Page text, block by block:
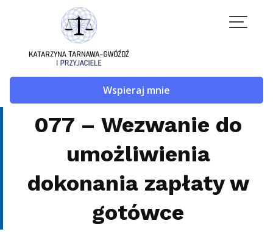
Wspieraj mnie
077 – Wezwanie do
umożliwienia
dokonania zapłaty w
gotówce